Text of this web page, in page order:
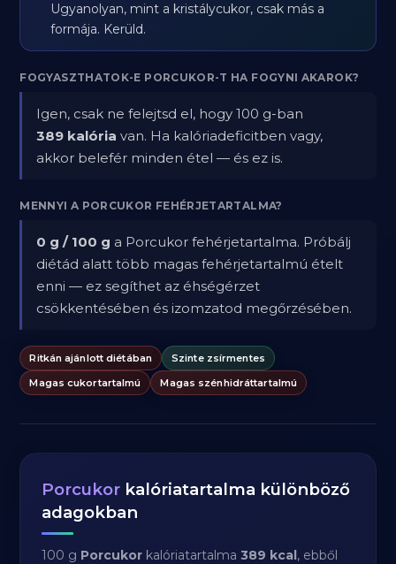
Ugyanolyan, mint a kristálycukor, csak más a
formája. Kerüld.
FOGYASZTHATOK-E PORCUKOR-T HA FOGYNI AKAROK?
Igen, csak ne felejtsd el, hogy 100 g-ban
389 kalória van. Ha kalóriadeficitben vagy,
akkor belefér minden étel — és ez is.
MENNYI A PORCUKOR FEHÉRJETARTALMA?
0 g / 100 g a Porcukor fehérjetartalma. Próbálj
diétád alatt több magas fehérjetartalmú ételt
enni — ez segíthet az éhségérzet
csökkentésében és izomzatod megőrzésében.
Ritkán ajánlott diétában
Szinte zsírmentes
Magas cukortartalmú
Magas szénhidráttartalmú
Porcukor kalóriatartalma különböző
adagokban
100 g Porcukor kalóriatartalma389 kcal, ebből